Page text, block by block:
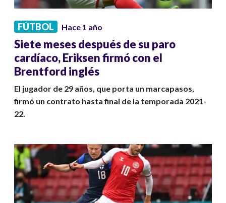
FÚTBOL Hace 1 año
Siete meses después de su paro
cardíaco, Eriksen firmó con el
Brentford inglés
El jugador de 29 años, que porta un marcapasos,
firmó un contrato hasta final de la temporada 2021-
22.